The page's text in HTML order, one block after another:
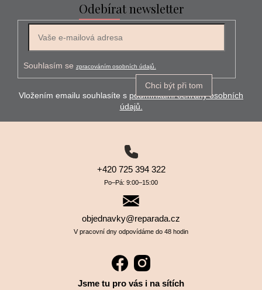
Odebírat newsletter
Souhlasím se zpracováním osobních údajů.
Chci být při tom
Vložením emailu souhlasíte s podmínkami ochrany osobních
údajů.
+420 725 394 322
Po–⁠⁠⁠⁠⁠⁠Pá: 9:00–⁠⁠⁠⁠⁠⁠15:00
objednavky@reparada.cz
V pracovní dny odpovídáme do 48 hodin
Jsme tu pro vás i na sítích